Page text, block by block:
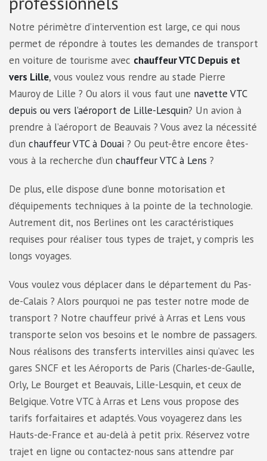
Notre périmètre d’intervention est large, ce qui nous
permet de répondre à toutes les demandes de transport
en voiture de tourisme avec chauffeur VTC Depuis et
vers Lille, vous voulez vous rendre au stade Pierre
Mauroy de Lille ? Ou alors il vous faut une navette VTC
depuis ou vers l’aéroport de Lille-Lesquin? Un avion à
prendre à l’aéroport de Beauvais ? Vous avez la nécessité
d’un chauffeur VTC à Douai ? Ou peut-être encore êtes-
vous à la recherche d’un chauffeur VTC à Lens ?
De plus, elle dispose d’une bonne motorisation et
d’équipements techniques à la pointe de la technologie.
Autrement dit, nos Berlines ont les caractéristiques
requises pour réaliser tous types de trajet, y compris les
longs voyages.
​Vous voulez vous déplacer dans le département du Pas-
de-Calais ? Alors pourquoi ne pas tester notre mode de
transport ? Notre chauffeur privé à Arras et Lens vous
transporte selon vos besoins et le nombre de passagers.
Nous réalisons des transferts intervilles ainsi qu’avec les
gares SNCF et les Aéroports de Paris (Charles-de-Gaulle,
Orly, Le Bourget et Beauvais, Lille-Lesquin, et ceux de
Belgique. Votre VTC à Arras et Lens vous propose des
tarifs forfaitaires et adaptés. Vous voyagerez dans les
Hauts-de-France et au-delà à petit prix. Réservez votre
trajet en ligne ou contactez-nous sans attendre par